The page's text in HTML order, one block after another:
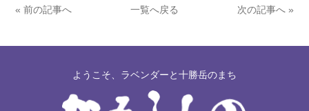
« 前の記事へ 一覧へ戻る 次の記事へ »
ようこそ、ラベンダーと十勝岳のまち